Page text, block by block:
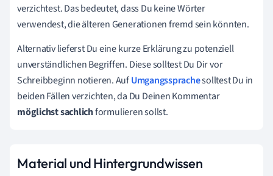
verzichtest. Das bedeutet, dass Du keine Wörter
verwendest, die älteren Generationen fremd sein könnten.
Alternativ lieferst Du eine kurze Erklärung zu potenziell
unverständlichen Begriffen. Diese solltest Du Dir vor
Schreibbeginn notieren. AufUmgangssprachesolltest Du in
beiden Fällen verzichten, da Du Deinen Kommentar
möglichst sachlichformulieren sollst.
Material und Hintergrundwissen